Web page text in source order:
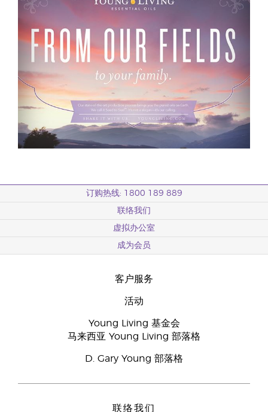
订购热线: 1800 189 889
联络我们
虚拟办公室
成为会员
客户服务
活动
Young Living 基金会
马来西亚 Young Living 部落格
D. Gary Young 部落格
联络我们